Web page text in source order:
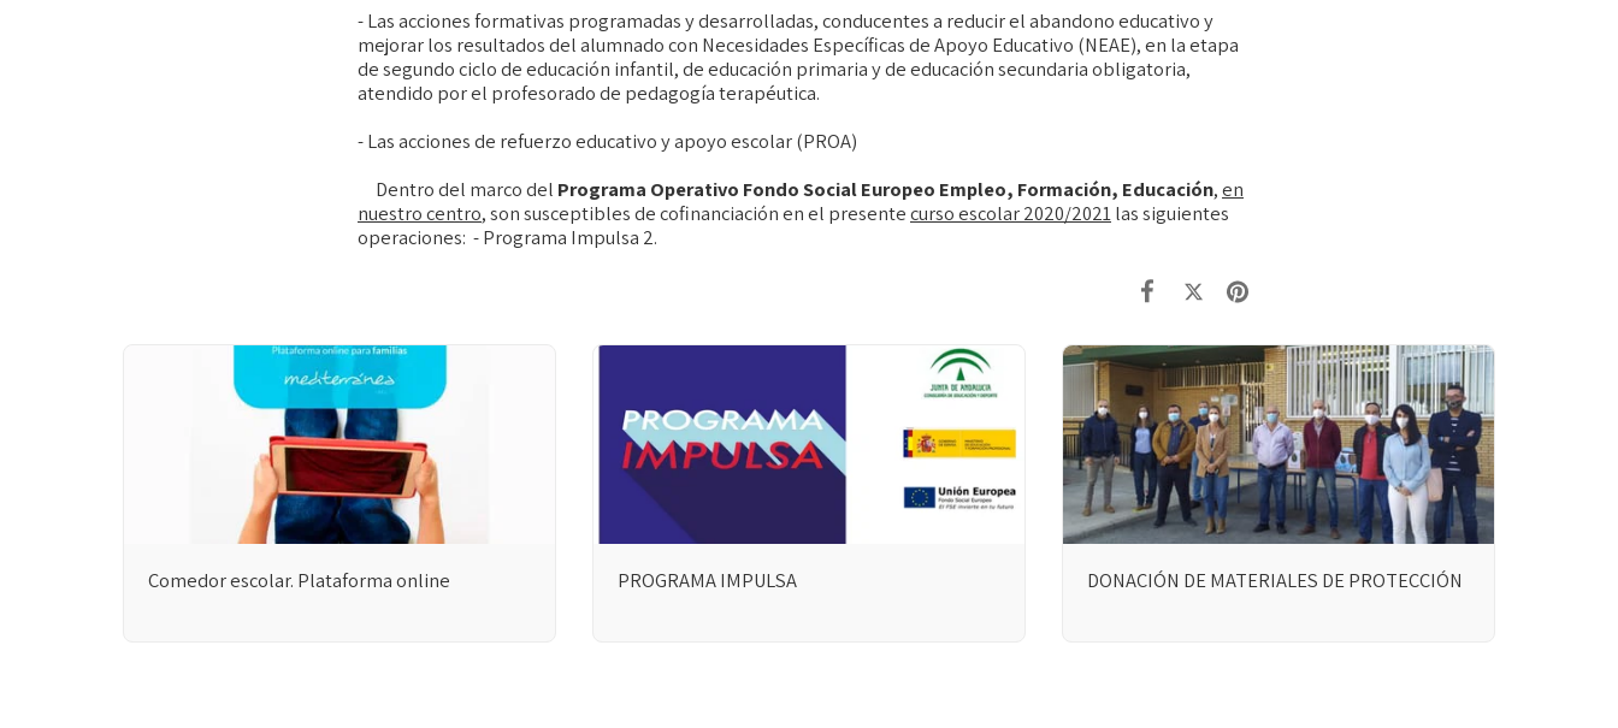
- Las acciones formativas programadas y desarrolladas, conducentes a reducir el abandono educativo y
mejorar los resultados del alumnado con Necesidades Específicas de Apoyo Educativo (NEAE), en la etapa
de segundo ciclo de educación infantil, de educación primaria y de educación secundaria obligatoria,
atendido por el profesorado de pedagogía terapéutica.
- Las acciones de refuerzo educativo y apoyo escolar (PROA)
Dentro del marco del Programa Operativo Fondo Social Europeo Empleo, Formación, Educación,en
nuestro centro, son susceptibles de cofinanciación en el presentecurso escolar 2020/2021las siguientes
operaciones: - Programa Impulsa 2.
Comedor escolar. Plataforma online PROGRAMA IMPULSA DONACIÓN DE MATERIALES DE PROTECCIÓN